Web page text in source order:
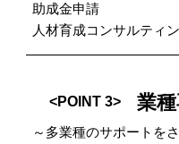
助成金申請
人材育成コンサルティ
<POINT 3> 業
～多業種のサポートを